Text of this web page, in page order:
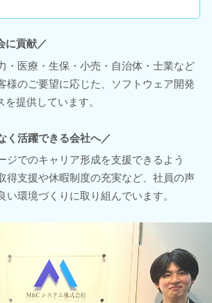
に貢献／
・医療・生保・小売・自治体・士業など
様のご要望に応じた、ソフトウェア開発
提供しています。
く活躍できる会社へ／
ジでのキャリア形成を支援できるよう
得支援や休暇制度の充実など、社員の声
い環境づくりに取り組んでいます。